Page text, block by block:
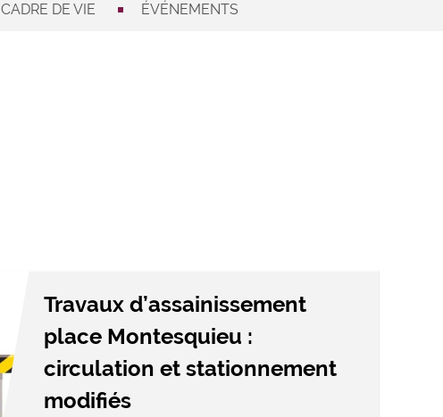
CADRE DE VIE ÉVÉNEMENTS
Travaux d’assainissement
place Montesquieu :
circulation et stationnement
modifiés